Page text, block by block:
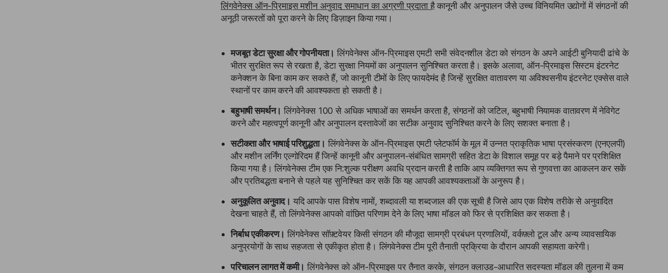
लिंगवेनेक्स ऑन-प्रिमाइस मशीन अनुवाद समाधान का अग्रणी प्रदाता हैकानूनी और अनुपालन जैसे उच्च विनियमित उद्योगों में संगठनों की
अनूठी जरूरतों को पूरा करने के लिए डिज़ाइन किया गया।
मजबूत डेटा सुरक्षा और गोपनीयता। लिंगवेनेक्स ऑन-प्रिमाइस एमटी सभी संवेदनशील डेटा को संगठन के अपने आईटी बुनियादी ढांचे के
भीतर सुरक्षित रूप से रखता है, डेटा सुरक्षा नियमों का अनुपालन सुनिश्चित करता है। इसके अलावा, ऑन-प्रिमाइस सिस्टम इंटरनेट
कनेक्शन के बिना काम कर सकते हैं, जो कानूनी टीमों के लिए फायदेमंद है जिन्हें सुरक्षित वातावरण या अविश्वसनीय इंटरनेट एक्सेस वाले
स्थानों पर काम करने की आवश्यकता हो सकती है।
बहुभाषी समर्थन। लिंगवेनेक्स 100 से अधिक भाषाओं का समर्थन करता है, संगठनों को जटिल, बहुभाषी नियामक वातावरण में नेविगेट
करने और महत्वपूर्ण कानूनी और अनुपालन दस्तावेजों का सटीक अनुवाद सुनिश्चित करने के लिए सशक्त बनाता है।
सटीकता और भाषाई परिशुद्धता। लिंगवेनेक्स के ऑन-प्रिमाइस एमटी प्लेटफॉर्म के मूल में उन्नत प्राकृतिक भाषा प्रसंस्करण (एनएलपी)
और मशीन लर्निंग एल्गोरिदम हैं जिन्हें कानूनी और अनुपालन-संबंधित सामग्री सहित डेटा के विशाल समूह पर बड़े पैमाने पर प्रशिक्षित
किया गया है। लिंगवेनेक्स टीम एक नि:शुल्क परीक्षण अवधि प्रदान करती है ताकि आप व्यक्तिगत रूप से गुणवत्ता का आकलन कर सकें
और प्रतिबद्धता बनाने से पहले यह सुनिश्चित कर सकें कि यह आपकी आवश्यकताओं के अनुरूप है।
अनुकूलित अनुवाद। यदि आपके पास विशेष नामों, शब्दावली या शब्दजाल की एक सूची है जिसे आप एक विशेष तरीके से अनुवादित
देखना चाहते हैं, तो लिंगवेनेक्स आपको वांछित परिणाम देने के लिए भाषा मॉडल को फिर से प्रशिक्षित कर सकता है।
निर्बाध एकीकरण। लिंगवेनेक्स सॉफ़्टवेयर किसी संगठन की मौजूदा सामग्री प्रबंधन प्रणालियों, वर्कफ़्लो टूल और अन्य व्यावसायिक
अनुप्रयोगों के साथ सहजता से एकीकृत होता है। लिंगवेनेक्स टीम पूरी तैनाती प्रक्रिया के दौरान आपकी सहायता करेगी।
परिचालन लागत में कमी। लिंगवेनेक्स को ऑन-प्रिमाइस पर तैनात करके, संगठन क्लाउड-आधारित सदस्यता मॉडल की तुलना में कम